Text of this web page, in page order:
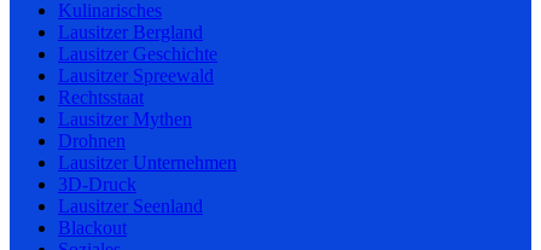
Kulinarisches
Lausitzer Bergland
Lausitzer Geschichte
Lausitzer Spreewald
Rechtsstaat
Lausitzer Mythen
Drohnen
Lausitzer Unternehmen
3D-Druck
Lausitzer Seenland
Blackout